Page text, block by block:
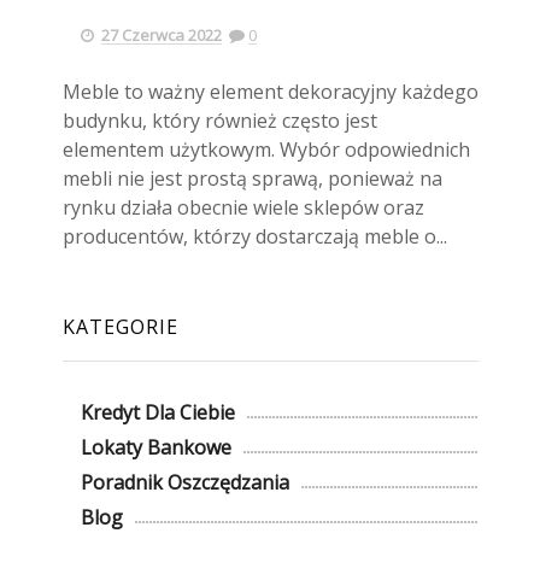
27 Czerwca 2022 0
Meble to ważny element dekoracyjny każdego
budynku, który również często jest
elementem użytkowym. Wybór odpowiednich
mebli nie jest prostą sprawą, ponieważ na
rynku działa obecnie wiele sklepów oraz
producentów, którzy dostarczają meble o...
KATEGORIE
Kredyt Dla Ciebie
Lokaty Bankowe
Poradnik Oszczędzania
Blog